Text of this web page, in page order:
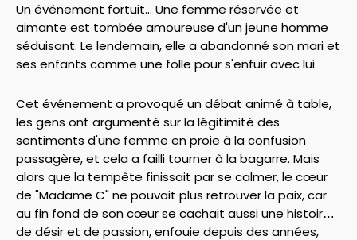
Un événement fortuit... Une femme réservée et
aimante est tombée amoureuse d'un jeune homme
séduisant. Le lendemain, elle a abandonné son mari et
ses enfants comme une folle pour s'enfuir avec lui.
Cet événement a provoqué un débat animé à table,
les gens ont argumenté sur la légitimité des
sentiments d'une femme en proie à la confusion
passagère, et cela a failli tourner à la bagarre. Mais
alors que la tempête finissait par se calmer, le cœur
de "Madame C" ne pouvait plus retrouver la paix, car
au fin fond de son cœur se cachait aussi une histoire
de désir et de passion, enfouie depuis des années,